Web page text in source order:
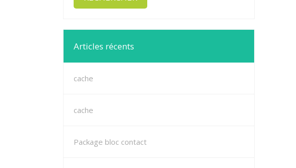
Articles récents
cache
cache
Package bloc contact